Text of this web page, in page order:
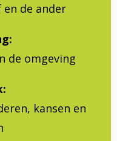
de ander
de omgeving
kansen en